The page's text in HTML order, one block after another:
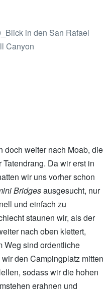
doch weiter nach Moab, die
Da wir erst in
wir uns vorher schon
Bridgesausgesucht, nur
und einfach zu
staunen wir, als der
nach oben klettert,
Weg sind ordentliche
den Campingplatz mitten
sodass wir die hohen
erahnen und